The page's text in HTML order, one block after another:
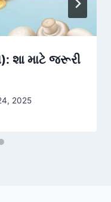
શા માટે જરૂરી
2025